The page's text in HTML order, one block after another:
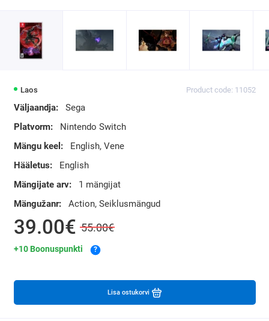
Laos Product code: 11052
Väljaandja:
Sega
Platvorm:
Nintendo Switch
Mängu keel:
English, Vene
Hääletus:
English
Mängijate arv:
1 mängijat
Mängužanr:
Action, Seiklusmängud
39.00€ 55.00€
+10 Boonuspunkti ?
Lisa ostukorvi